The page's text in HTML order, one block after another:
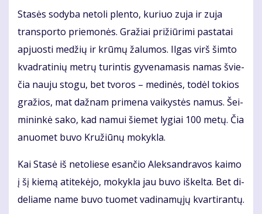
Sta­sės so­dy­ba ne­to­li plen­to, ku­riuo zu­ja ir zu­ja
trans­por­to prie­mo­nės. Gra­žiai pri­žiū­ri­mi pa­sta­tai
ap­juos­ti me­džių ir krū­mų ža­lu­mos. Il­gas virš šim­to
kvad­ra­ti­nių met­rų tu­rin­tis gy­ve­na­ma­sis na­mas švie­
čia nau­ju sto­gu, bet tvo­ros – me­di­nės, to­dėl to­kios
gra­žios, mat daž­nam pri­me­na vai­kys­tės na­mus. Šei­
mi­nin­kė sa­ko, kad na­mui šie­met ly­giai 100 me­tų. Čia
anuo­met bu­vo Kru­žiū­nų mo­kyk­la.
Kai Sta­sė iš ne­to­lie­se esan­čio Alek­san­dra­vos kai­mo
į šį kie­mą ati­te­kė­jo, mo­kyk­la jau bu­vo iš­kel­ta. Bet di­
de­lia­me na­me bu­vo tuo­met va­di­na­mų­jų kvar­ti­ran­tų.